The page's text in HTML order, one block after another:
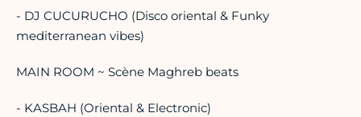
- DJ CUCURUCHO (Disco oriental & Funky
mediterranean vibes)
MAIN ROOM ~ Scène Maghreb beats
- KASBAH (Oriental & Electronic)